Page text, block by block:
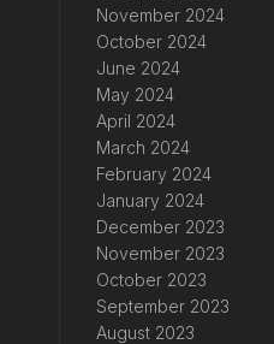
November 2024
October 2024
June 2024
May 2024
April 2024
March 2024
February 2024
January 2024
December 2023
November 2023
October 2023
September 2023
August 2023